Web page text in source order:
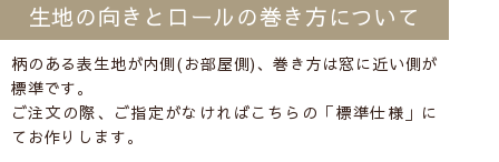
生地の向きとロールの巻き方について
柄のある表生地が内側(お部屋側)、巻き方は窓に近い側が
標準です。
ご注文の際、ご指定がなければこちらの「標準仕様」に
てお作りします。